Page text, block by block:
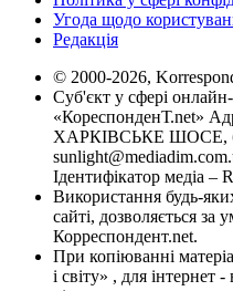
Угода щодо
Редакція
© 2000-2026,
Суб'єкт у сфері
«КореспонденТ.net»
ХАРКІВСЬКЕ ШОСЕ,
Ідентифікатор медіа –
Використання будь-
сайті, дозволяється за
Корреспондент.net.
При копіюванні
і світу» , для інтернет